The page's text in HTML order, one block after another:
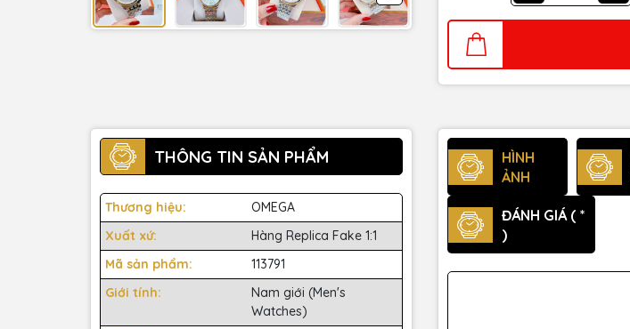
THÔNG TIN SẢN PHẨM
Thương hiệu:
OMEGA
Xuất xứ:
Hàng Replica Fake 1:1
Mã sản phẩm:
113791
Giới tính:
Nam giới (Men's
Watches)
HÌNH
ẢNH
ĐÁNH GIÁ ( *
)